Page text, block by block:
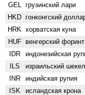
GEL грузинский лари
HKD гонконгский
HRK хорватская куна
HUF венгерский форинт
IDR индонезийская
ILS израильский
INR индийская рупия
ISK исландская крона